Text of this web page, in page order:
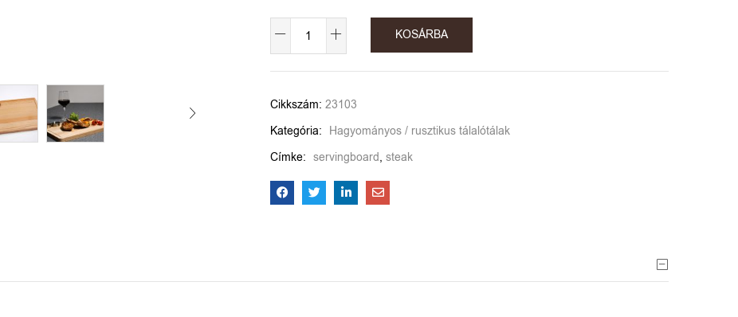
KOSÁRBA
Cikkszám: 23103
Kategória: Hagyományos / rusztikus tálalótálak
Címke: servingboard, steak